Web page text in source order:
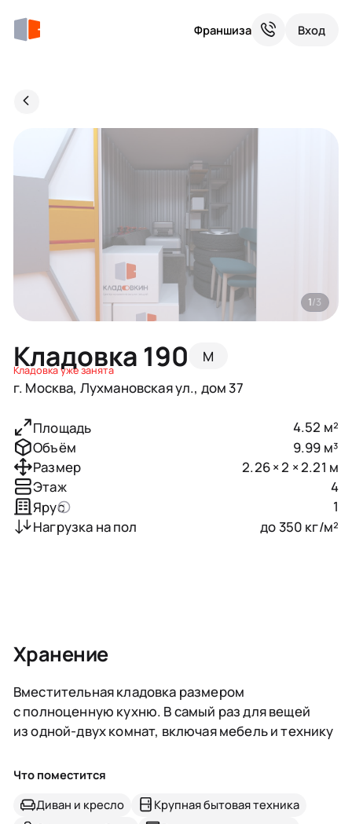
Франшиза Вход
Кладовка 190 M
Кладовка уже занята
г. Москва, Лухмановская ул., дом 37
1/3
Площадь
4.52 м²
Объём
9.99 м³
Размер
2.26 × 2 × 2.21 м
Этаж
4
Ярус
1
Нагрузка на пол
до 350 кг/м²
Хранение
Вместительная кладовка размером
с полноценную кухню. В самый раз для вещей
из одной-двух комнат, включая мебель и технику
Что поместится
Диван и кресло
Крупная бытовая техника